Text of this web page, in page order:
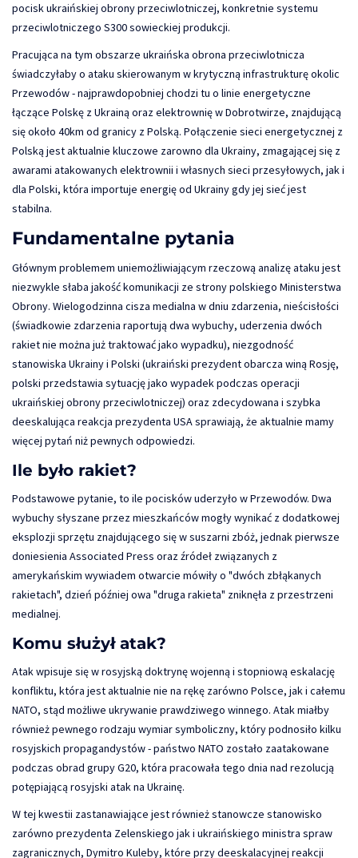
pocisk ukraińskiej obrony przeciwlotniczej, konkretnie systemu
przeciwlotniczego S300 sowieckiej produkcji.
Pracująca na tym obszarze ukraińska obrona przeciwlotnicza
świadczyłaby o ataku skierowanym w krytyczną infrastrukturę okolic
Przewodów - najprawdopobniej chodzi tu o linie energetyczne
łączące Polskę z Ukrainą oraz elektrownię w Dobrotwirze, znajdującą
się około 40km od granicy z Polską. Połączenie sieci energetycznej z
Polską jest aktualnie kluczowe zarowno dla Ukrainy, zmagającej się z
awarami atakowanych elektrownii i własnych sieci przesyłowych, jak i
dla Polski, która importuje energię od Ukrainy gdy jej sieć jest
stabilna.
Fundamentalne pytania
Głównym problemem uniemożliwiającym rzeczową analizę ataku jest
niezwykle słaba jakość komunikacji ze strony polskiego Ministerstwa
Obrony. Wielogodzinna cisza medialna w dniu zdarzenia, nieścisłości
(świadkowie zdarzenia raportują dwa wybuchy, uderzenia dwóch
rakiet nie można już traktować jako wypadku), niezgodność
stanowiska Ukrainy i Polski (ukraiński prezydent obarcza winą Rosję,
polski przedstawia sytuację jako wypadek podczas operacji
ukraińskiej obrony przeciwlotniczej) oraz zdecydowana i szybka
deeskalująca reakcja prezydenta USA sprawiają, że aktualnie mamy
więcej pytań niż pewnych odpowiedzi.
Ile było rakiet?
Podstawowe pytanie, to ile pocisków uderzyło w Przewodów. Dwa
wybuchy słyszane przez mieszkańców mogły wynikać z dodatkowej
eksplozji sprzętu znajdującego się w suszarni zbóż, jednak pierwsze
doniesienia Associated Press oraz źródeł związanych z
amerykańskim wywiadem otwarcie mówiły o "dwóch zbłąkanych
rakietach", dzień później owa "druga rakieta" zniknęła z przestrzeni
medialnej.
Komu służył atak?
Atak wpisuje się w rosyjską doktrynę wojenną i stopniową eskalację
konfliktu, która jest aktualnie nie na rękę zarówno Polsce, jak i całemu
NATO, stąd możliwe ukrywanie prawdziwego winnego. Atak miałby
również pewnego rodzaju wymiar symboliczny, który podnosiło kilku
rosyjskich propagandystów - państwo NATO zostało zaatakowane
podczas obrad grupy G20, która pracowała tego dnia nad rezolucją
potępiającą rosyjski atak na Ukrainę.
W tej kwestii zastanawiające jest również stanowcze stanowisko
zarówno prezydenta Zelenskiego jak i ukraińskiego ministra spraw
zagranicznych, Dymitro Kuleby, które przy deeskalacyjnej reakcji